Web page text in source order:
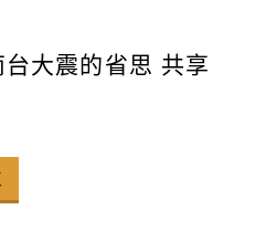
台大震的省思 共享